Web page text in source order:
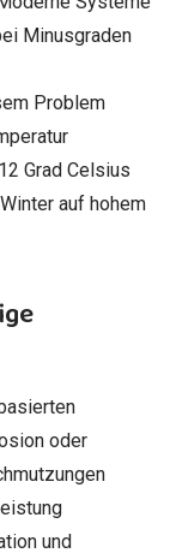
Minusgraden
Problem
Grad Celsius
auf hohem
oder
und